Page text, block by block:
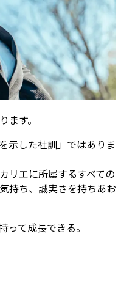
ます。
示した社訓」ではありま
リエに所属するすべての
持ち、誠実さを持ちあお
って成長できる。